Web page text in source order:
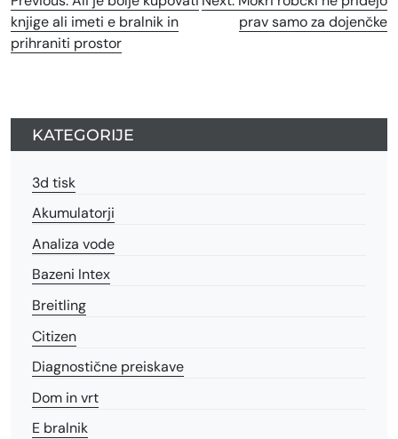
prispevka
knjige ali imeti e bralnik in
prihraniti prostor
prav samo za dojenčke
KATEGORIJE
3d tisk
Akumulatorji
Analiza vode
Bazeni Intex
Breitling
Citizen
Diagnostične preiskave
Dom in vrt
E bralnik